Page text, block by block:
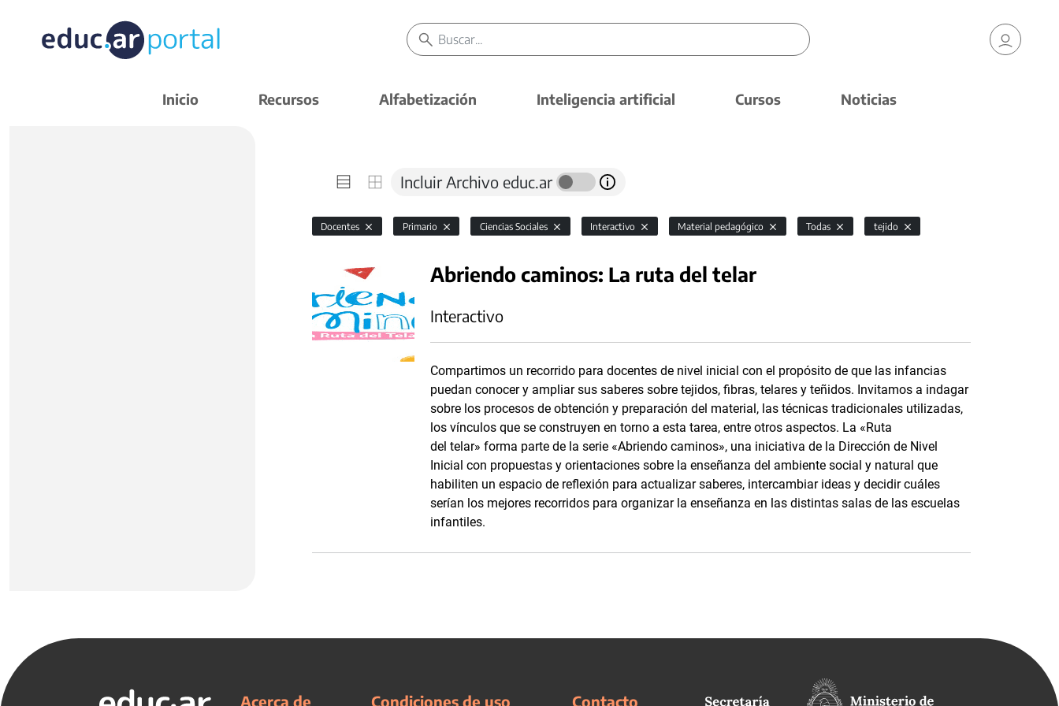
Inicio Recursos Alfabetización Inteligencia artificial Cursos Noticias
Incluir Archivo educ.ar
Docentes Primario Ciencias Sociales Interactivo Material pedagógico Todas tejido
Abriendo caminos: La ruta del telar
Interactivo
Compartimos un recorrido para docentes de nivel inicial con el propósito de que las infancias
puedan conocer y ampliar sus saberes sobre tejidos, fibras, telares y teñidos. Invitamos a indagar
sobre los procesos de obtención y preparación del material, las técnicas tradicionales utilizadas,
los vínculos que se construyen en torno a esta tarea, entre otros aspectos. La «Ruta
del telar» forma parte de la serie «Abriendo caminos», una iniciativa de la Dirección de Nivel
Inicial con propuestas y orientaciones sobre la enseñanza del ambiente social y natural que
habiliten un espacio de reflexión para actualizar saberes, intercambiar ideas y decidir cuáles
serían los mejores recorridos para organizar la enseñanza en las distintas salas de las escuelas
infantiles.
Acerca de Condiciones de uso Contacto